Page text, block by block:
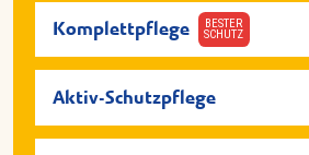
Komplettpflege BESTER
SCHUTZ
Aktiv-Schutzpflege